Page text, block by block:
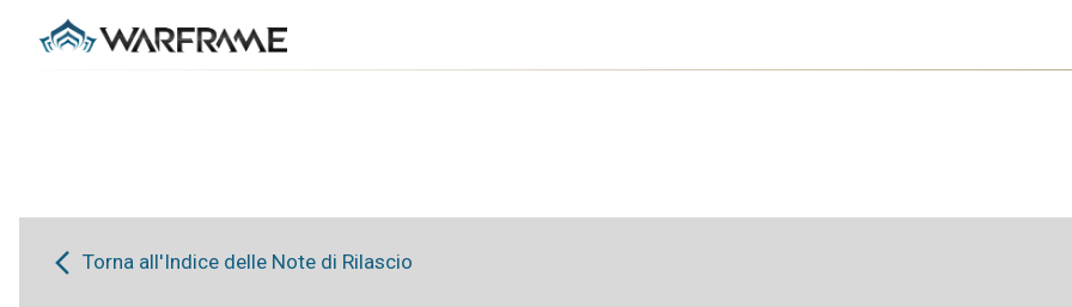
Torna all'Indice delle Note di Rilascio